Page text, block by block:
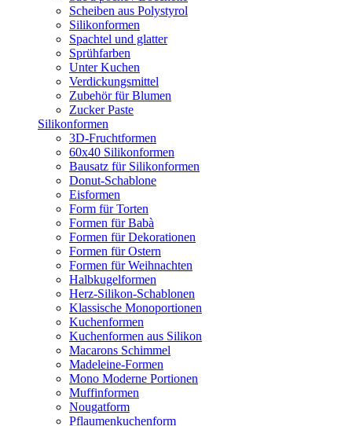
Scheiben aus Polystyrol
Silikonformen
Spachtel und glatter
Sprühfarben
Unter Kuchen
Verdickungsmittel
Zubehör für Blumen
Zucker Paste
Silikonformen
3D-Fruchtformen
60x40 Silikonformen
Bausatz für Silikonformen
Donut-Schablone
Eisformen
Form für Torten
Formen für Babà
Formen für Dekorationen
Formen für Ostern
Formen für Weihnachten
Halbkugelformen
Herz-Silikon-Schablonen
Klassische Monoportionen
Kuchenformen
Kuchenformen aus Silikon
Macarons Schimmel
Madeleine-Formen
Mono Moderne Portionen
Muffinformen
Nougatform
Pflaumenkuchenform